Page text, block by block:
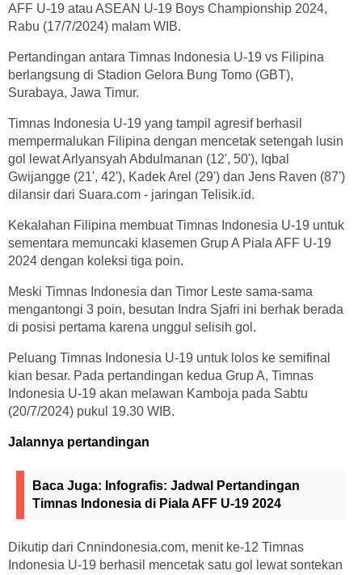
AFF U-19 atau ASEAN U-19 Boys Championship 2024,
Rabu (17/7/2024) malam WIB.
Pertandingan antara Timnas Indonesia U-19 vs Filipina
berlangsung di Stadion Gelora Bung Tomo (GBT),
Surabaya, Jawa Timur.
Timnas Indonesia U-19 yang tampil agresif berhasil
mempermalukan Filipina dengan mencetak setengah lusin
gol lewat Arlyansyah Abdulmanan (12', 50'), Iqbal
Gwijangge (21', 42'), Kadek Arel (29') dan Jens Raven (87')
dilansir dari Suara.com - jaringan Telisik.id.
Kekalahan Filipina membuat Timnas Indonesia U-19 untuk
sementara memuncaki klasemen Grup A Piala AFF U-19
2024 dengan koleksi tiga poin.
Meski Timnas Indonesia dan Timor Leste sama-sama
mengantongi 3 poin, besutan Indra Sjafri ini berhak berada
di posisi pertama karena unggul selisih gol.
Peluang Timnas Indonesia U-19 untuk lolos ke semifinal
kian besar. Pada pertandingan kedua Grup A, Timnas
Indonesia U-19 akan melawan Kamboja pada Sabtu
(20/7/2024) pukul 19.30 WIB.
Jalannya pertandingan
Baca Juga: Infografis: Jadwal Pertandingan
Timnas Indonesia di Piala AFF U-19 2024
Dikutip dari Cnnindonesia.com, menit ke-12 Timnas
Indonesia U-19 berhasil mencetak satu gol lewat sontekan